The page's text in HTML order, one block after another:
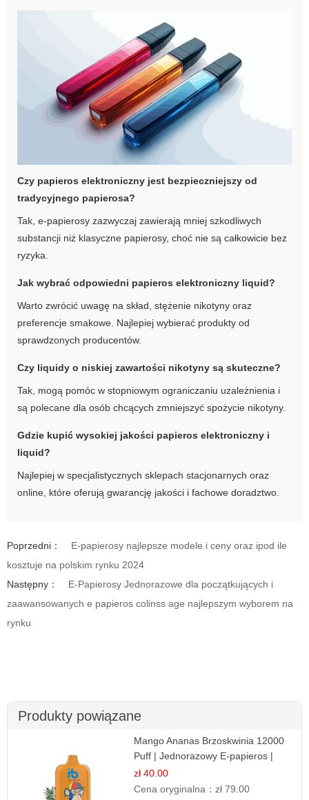
Czy papieros elektroniczny jest bezpieczniejszy od
tradycyjnego papierosa?
Tak, e-papierosy zazwyczaj zawierają mniej szkodliwych
substancji niż klasyczne papierosy, choć nie są całkowicie bez
ryzyka.
Jak wybrać odpowiedni papieros elektroniczny liquid?
Warto zwrócić uwagę na skład, stężenie nikotyny oraz
preferencje smakowe. Najlepiej wybierać produkty od
sprawdzonych producentów.
Czy liquidy o niskiej zawartości nikotyny są skuteczne?
Tak, mogą pomóc w stopniowym ograniczaniu uzależnienia i
są polecane dla osób chcących zmniejszyć spożycie nikotyny.
Gdzie kupić wysokiej jakości papieros elektroniczny i
liquid?
Najlepiej w specjalistycznych sklepach stacjonarnych oraz
online, które oferują gwarancję jakości i fachowe doradztwo.
Poprzedni：
E-papierosy najlepsze modele i ceny oraz ipod ile
kosztuje na polskim rynku 2024
Następny：
E-Papierosy Jednorazowe dla początkujących i
zaawansowanych e papieros colinss age najlepszym wyborem na
rynku
Produkty powiązane
Mango Ananas Brzoskwinia 12000
Puff | Jednorazowy E-papieros |
Tropikalny Smak
zł 40.00
Cena oryginalna：zł 79.00